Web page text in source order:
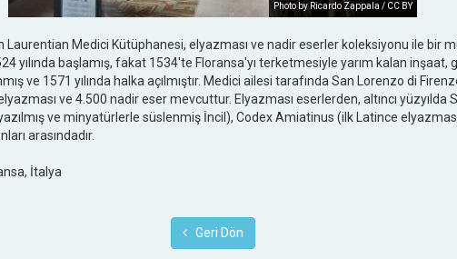
Photo by Ricardo Zappala / CC BY
Laurentian Medici Kütüphanesi, elyazması ve nadir eserler koleksiyonu ile bir
yılında başlamış, fakat 1534'te Floransa'yı terketmesiyle yarım kalan inşaat,
ve 1571 yılında halka açılmıştır. Medici ailesi tarafında San Lorenzo di
ve 4.500 nadir eser mevcuttur. Elyazması eserlerden, altıncı yüzyılda
ve minyatürlerle süslenmiş İncil), Codex Amiatinus (ilk Latince
arasındadır.
İtalya
Geri Dön